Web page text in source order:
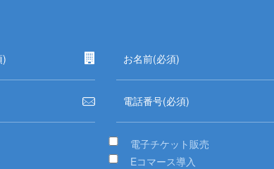
電子チケット販売
Eコマース導入